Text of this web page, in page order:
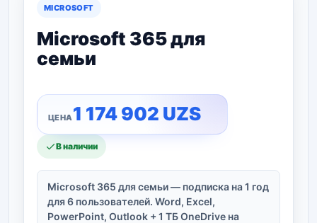
MICROSOFT
Microsoft 365 для
семьи
1 174 902 UZS
В наличии
Microsoft 365 для семьи — подписка на 1 год
для 6 пользователей. Word, Excel,
PowerPoint, Outlook + 1 ТБ OneDrive на